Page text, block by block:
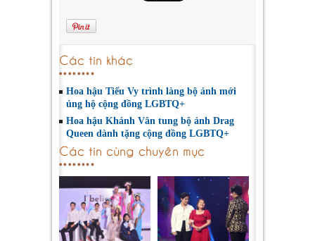
Các tin khác
Hoa hậu Tiểu Vy trình làng bộ ảnh mới
ủng hộ cộng đồng LGBTQ+
Hoa hậu Khánh Vân tung bộ ảnh Drag
Queen dành tặng cộng đồng LGBTQ+
Các tin cùng chuyên mục